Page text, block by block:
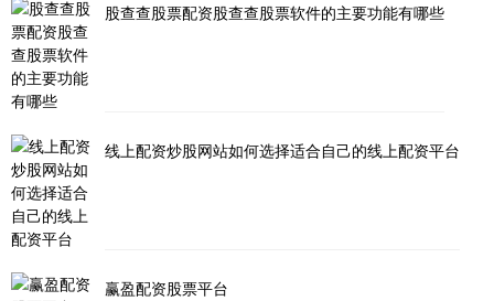
股查查股票配资股查查股票软件的主要功能有哪些
线上配资炒股网站如何选择适合自己的线上配资平台
赢盈配资股票平台